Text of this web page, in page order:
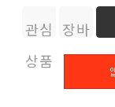
관심
상품
장바
구니